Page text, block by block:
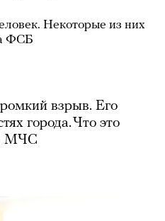
Некоторые из них
ФСБ
взрыв. Его
города. Что это
МЧС